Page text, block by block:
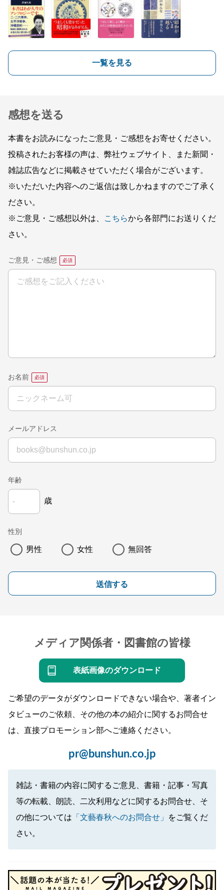
一覧を見る
感想を送る
本書をお読みになったご意見・ご感想をお寄せください。
投稿されたお客様の声は、弊社ウェブサイト、また新聞・
雑誌広告などに掲載させていただく場合がございます。
※いただいた内容へのご返信は致しかねますのでご了承く
ださい。
※ご意見・ご感想以外は、
こちらから各部門にお送りくだ
さい。
ご意見・ご感想
お名前
メールアドレス
年齢
歳
性別
男性 女性 無回答
送信する
メディア関係者・図書館の皆様
表紙画像のダウンロード
ご希望のデータがダウンロードできない場合や、著者イン
タビューのご依頼、その他の本の紹介に関するお問合せ
は、直接プロモーション部へご連絡ください。
pr@bunshun.co.jp
雑誌・書籍の内容に関するご意見、書籍・記事・写真
等の転載、朗読、二次利用などに関するお問合せ、そ
の他については 「文藝春秋へのお問合せ」
をご覧くだ
さい。